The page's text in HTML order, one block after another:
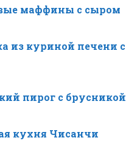
маффины с сыром
из куриной печени с
пирог с брусникой
кухня Чисанчи